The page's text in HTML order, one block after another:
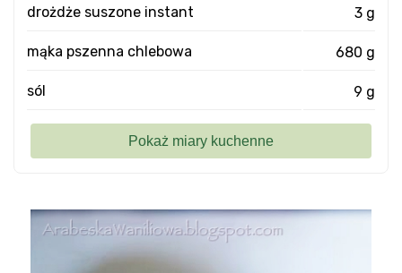
drożdże suszone instant 3 g
mąka pszenna chlebowa 680 g
sól 9 g